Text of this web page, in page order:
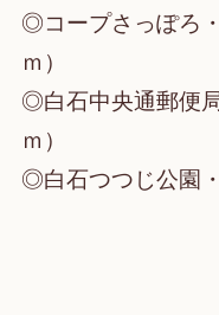
◎コープさっぽろ
ｍ）
◎白石中央通郵便
ｍ）
◎白石つつじ公園